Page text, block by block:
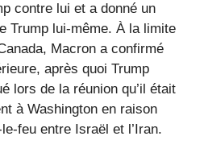
contre lui et a donné un
Trump lui-même. À la limite
Macron a confirmé
après quoi Trump
lors de la réunion qu’il était
à Washington en raison
feu entre Israël et l’Iran.